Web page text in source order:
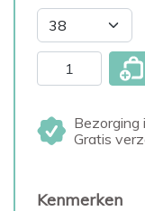
Gratis
Kenmerken